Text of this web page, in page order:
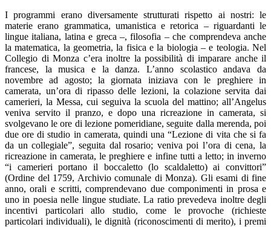
I programmi erano diversamente strutturati rispetto ai nostri: le
materie erano grammatica, umanistica e retorica – riguardanti le
lingue italiana, latina e greca –, filosofia – che comprendeva anche
la matematica, la geometria, la fisica e la biologia – e teologia. Nel
Collegio di Monza c’era inoltre la possibilità di imparare anche il
francese, la musica e la danza. L’anno scolastico andava da
novembre ad agosto; la giornata iniziava con le preghiere in
camerata, un’ora di ripasso delle lezioni, la colazione servita dai
camerieri, la Messa, cui seguiva la scuola del mattino; all’Angelus
veniva servito il pranzo, e dopo una ricreazione in camerata, si
svolgevano le ore di lezione pomeridiane, seguite dalla merenda, poi
due ore di studio in camerata, quindi una “Lezione di vita che si fa
da un collegiale”, seguita dal rosario; veniva poi l’ora di cena, la
ricreazione in camerata, le preghiere e infine tutti a letto; in inverno
“i camerieri portano il boccaletto (lo scaldaletto) ai convittori”
(Ordine del 1759, Archivio comunale di Monza). Gli esami di fine
anno, orali e scritti, comprendevano due componimenti in prosa e
uno in poesia nelle lingue studiate. La ratio prevedeva inoltre degli
incentivi particolari allo studio, come le provoche (richieste
particolari individuali), le dignità (riconoscimenti di merito), i premi